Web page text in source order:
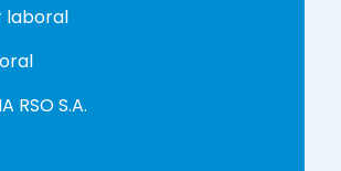
laboral
RSO S.A.